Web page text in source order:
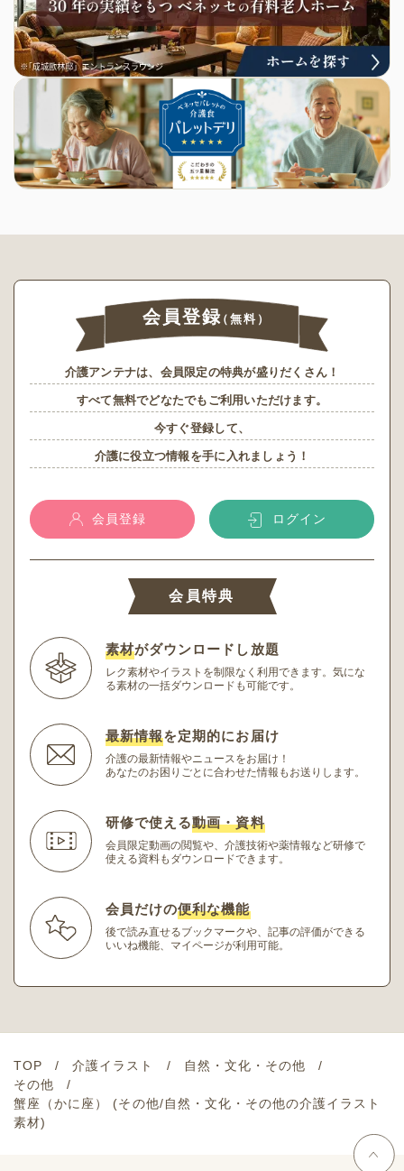
会員登録（無料）
介護アンテナは、会員限定の特典が盛りだくさん！
すべて無料でどなたでもご利用いただけます。
今すぐ登録して、
介護に役立つ情報を手に入れましょう！
会員登録 ログイン
会員特典
素材がダウンロードし放題
レク素材やイラストを制限なく利用できます。 気にな
る素材の一括ダウンロードも可能です。
最新情報を定期的にお届け
介護の最新情報やニュースをお届け！
あなたのお困りごとに合わせた情報もお送りします。
研修で使える動画・資料
会員限定動画の閲覧や、介護技術や薬情報など研修で
使える資料もダウンロードできます。
会員だけの便利な機能
後で読み直せるブックマークや、記事の評価ができる
いいね機能、マイページが利用可能。
TOP 介護イラスト
自然・文化・その他
その他
蟹座（かに座） (その他/自然・文化・その他の介護イラスト
素材)